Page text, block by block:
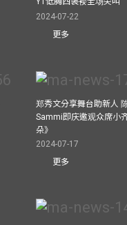
2024-07-22
更多
郑秀文分享舞台助新人
Sammi即庆邀观众席小
朵》
2024-07-17
更多